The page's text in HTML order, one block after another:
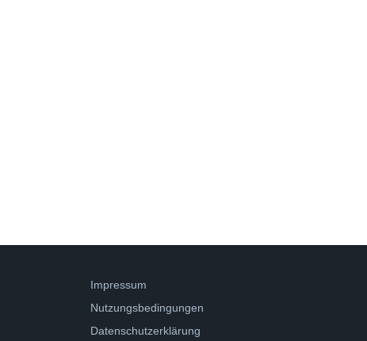
Impressum
Nutzungsbedingungen
Datenschutzerklärung